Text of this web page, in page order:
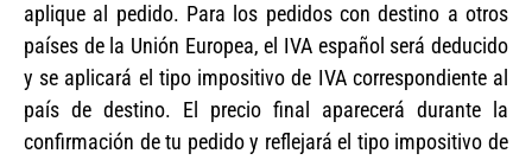
aplique al pedido. Para los pedidos con destino a otros
países de la Unión Europea, el IVA español será deducido
y se aplicará el tipo impositivo de IVA correspondiente al
país de destino. El precio final aparecerá durante la
confirmación de tu pedido y reflejará el tipo impositivo de